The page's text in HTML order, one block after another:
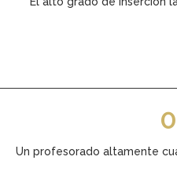
Un profesorado altamente